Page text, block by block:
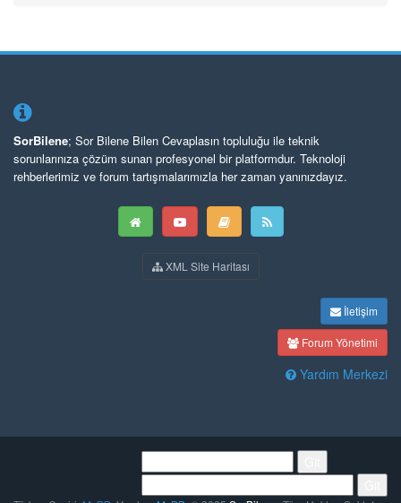
SorBilene; Sor Bilene Bilen Cevaplasın topluluğu ile teknik
sorunlarınıza çözüm sunan profesyonel bir platformdur. Teknoloji
rehberlerimiz ve forum tartışmalarımızla her zaman yanınızdayız.
XML Site Haritası
İletişim
Forum Yönetimi
Yardım Merkezi